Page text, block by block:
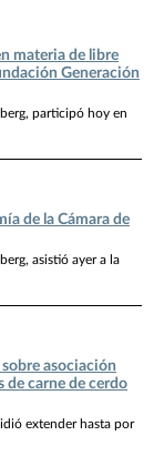
materia de libre
Generación
participó hoy en
de la Cámara de
asistió ayer a la
asociación
de carne de cerdo
extender hasta por